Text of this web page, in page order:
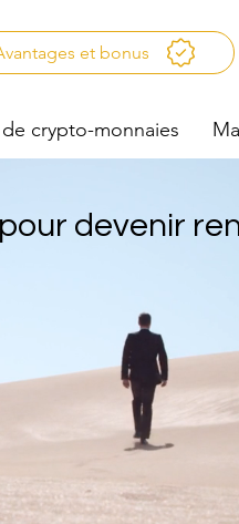
et bonus
crypto-monnaies
devenir